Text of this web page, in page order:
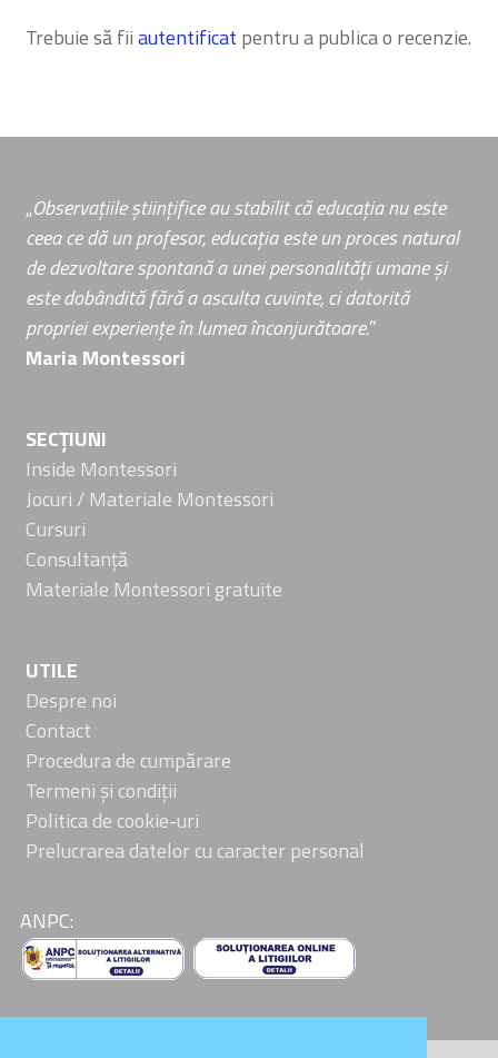
Trebuie să fiiautentificat pentru a publica o recenzie.
„Observațiile științifice au stabilit că educația nu este
ceea ce dă un profesor, educația este un proces natural
de dezvoltare spontană a unei personalități umane și
este dobândită fără a asculta cuvinte, ci datorită
propriei experiențe în lumea înconjurătoare.”
Maria Montessori
SECȚIUNI
Inside Montessori
Jocuri / Materiale Montessori
Cursuri
Consultanță
Materiale Montessori gratuite
UTILE
Despre noi
Contact
Procedura de cumpărare
Termeni și condiții
Politica de cookie-uri
Prelucrarea datelor cu caracter personal
ANPC: